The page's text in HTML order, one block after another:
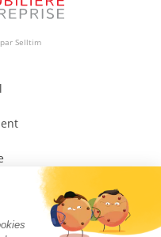
Selltim
un conseiller